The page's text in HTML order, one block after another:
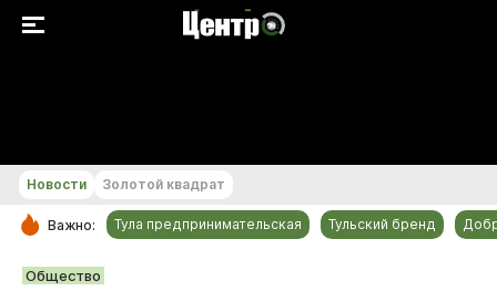
РУБРИКИ
Новости Золотой квадрат
Важно: Тула предпринимательская Тульский бренд
Общество